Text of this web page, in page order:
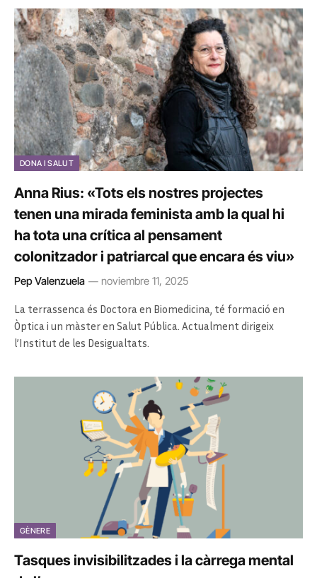
DONA I SALUT
Anna Rius: «Tots els nostres projectes
tenen una mirada feminista amb la qual hi
ha tota una crítica al pensament
colonitzador i patriarcal que encara és viu»
Pep Valenzuela noviembre 11, 2025
La terrassenca és Doctora en Biomedicina, té formació en
Òptica i un màster en Salut Pública. Actualment dirigeix
l’Institut de les Desigualtats.
GÈNERE
Tasques invisibilitzades i la càrrega mental